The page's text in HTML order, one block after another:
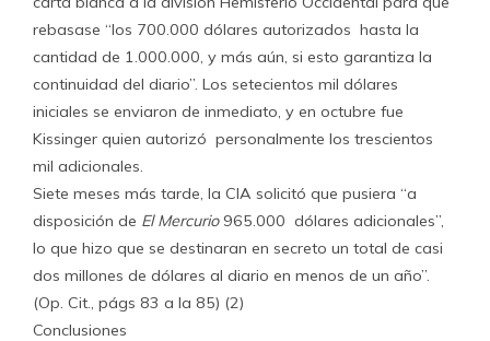
rebasase “los 700.000 dólares autorizados hasta la
cantidad de 1.000.000, y más aún, si esto garantiza la
continuidad del diario”. Los setecientos mil dólares
iniciales se enviaron de inmediato, y en octubre fue
Kissinger quien autorizó personalmente los trescientos
mil adicionales.
Siete meses más tarde, la CIA solicitó que pusiera “a
disposición de El Mercurio965.000 dólares adicionales”,
lo que hizo que se destinaran en secreto un total de casi
dos millones de dólares al diario en menos de un año”.
(Op. Cit., págs 83 a la 85) (2)
Conclusiones